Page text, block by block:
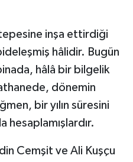
inşa ettirdiği
hâlidir. Bugün
hâlâ bir bilgelik
dönemin
bir yılın süresini
hesaplamışlardır.
Cemşit ve Ali Kuşçu